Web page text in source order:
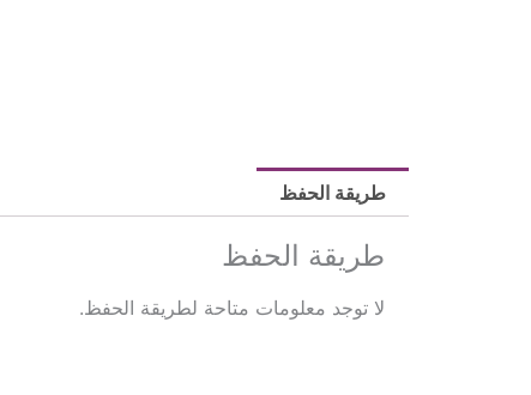
طريقة الحفظ
طريقة الحفظ
لا توجد معلومات متاحة لطريقة الحفظ.